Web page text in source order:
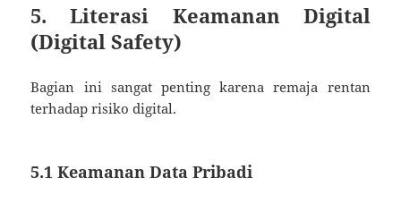
5. Literasi Keamanan Digital
(Digital Safety)
Bagian ini sangat penting karena remaja rentan
terhadap risiko digital.
5.1 Keamanan Data Pribadi